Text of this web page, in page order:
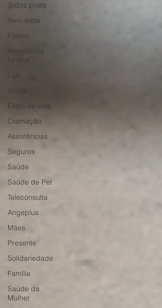
Todos posts
Bem-estar
Planos
Assistência
funeral
Luto
Social
Estilo de vida
Cremação
Assistências
Seguros
Saúde
Saúde de Pet
Teleconsulta
Angeplus
Mães
Presente
Solidariedade
Família
Saúde da
Mulher